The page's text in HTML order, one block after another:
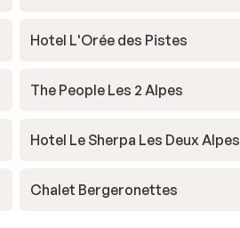
Hotel L'Orée des Pistes
The People Les 2 Alpes
Hotel Le Sherpa Les Deux Alpes
Chalet Bergeronettes